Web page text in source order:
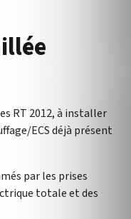
RT 2012, à installer
ECS déjà présent
par les prises
totale et des